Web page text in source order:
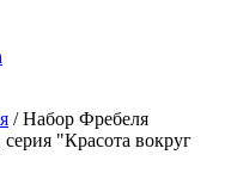
/Набор Фребеля
"Красота вокруг